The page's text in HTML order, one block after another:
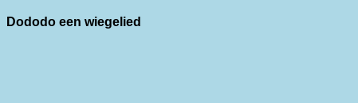
Dododo een wiegelied